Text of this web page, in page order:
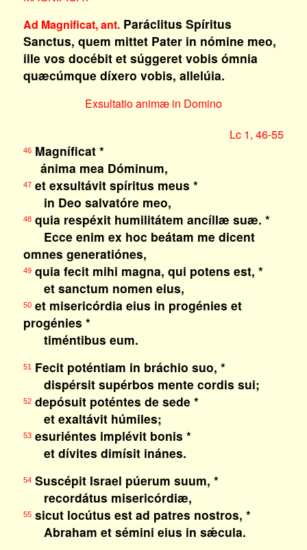
Ad Magnificat, ant. Paráclitus Spíritus
Sanctus, quem mittet Pater in nómine meo,
ille vos docébit et súggeret vobis ómnia
quæcúmque díxero vobis, allelúia.
Exsultatio animæ in Domino
Lc 1, 46-55
46Magníficat *
ánima mea Dóminum,
47et exsultávit spíritus meus *
in Deo salvatóre meo,
48quia respéxit humilitátem ancíllæ suæ. *
Ecce enim ex hoc beátam me dicent
omnes generatiónes,
49quia fecit mihi magna, qui potens est, *
et sanctum nomen eius,
50et misericórdia eius in progénies et
progénies *
timéntibus eum.
51Fecit poténtiam in bráchio suo, *
dispérsit supérbos mente cordis sui;
52depósuit poténtes de sede *
et exaltávit húmiles;
53esuriéntes implévit bonis *
et dívites dimísit inánes.
54Suscépit Israel púerum suum, *
recordátus misericórdiæ,
55sicut locútus est ad patres nostros, *
Abraham et sémini eius in sǽcula.